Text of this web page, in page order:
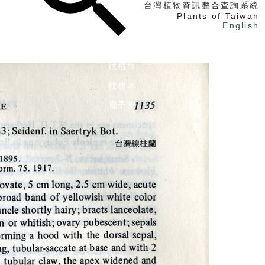
台灣植物資訊整合查詢系統
Plants of Taiwan
English
找植物
找標本
電子書